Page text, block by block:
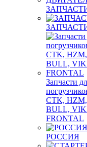
Запчасти
CTK,
BULL,
FRONTAL
РОССИЯ